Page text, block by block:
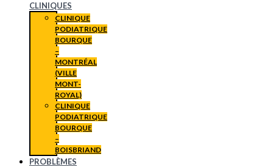
CLINIQUES
CLINIQUE
PODIATRIQUE
BOURQUE
–
MONTRÉAL
(VILLE
MONT-
ROYAL)
CLINIQUE
PODIATRIQUE
BOURQUE
–
BOISBRIAND
PROBLÈMES